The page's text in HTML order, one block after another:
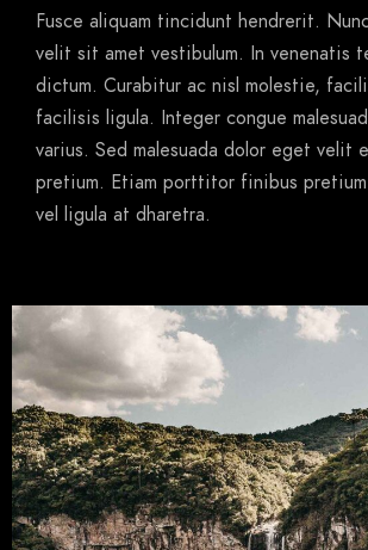
Fusce aliquam tincidunt hendrerit.
velit sit amet vestibulum. In venenatis
dictum. Curabitur ac nisl molestie,
facilisis ligula. Integer congue
varius. Sed malesuada dolor eget velit
pretium. Etiam porttitor finibus
vel ligula at dharetra.